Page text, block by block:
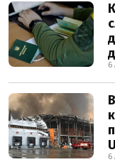
6
6